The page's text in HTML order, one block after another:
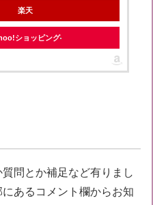
楽天
ショッピング
問とか補足など有りまし
あるコメント欄からお知